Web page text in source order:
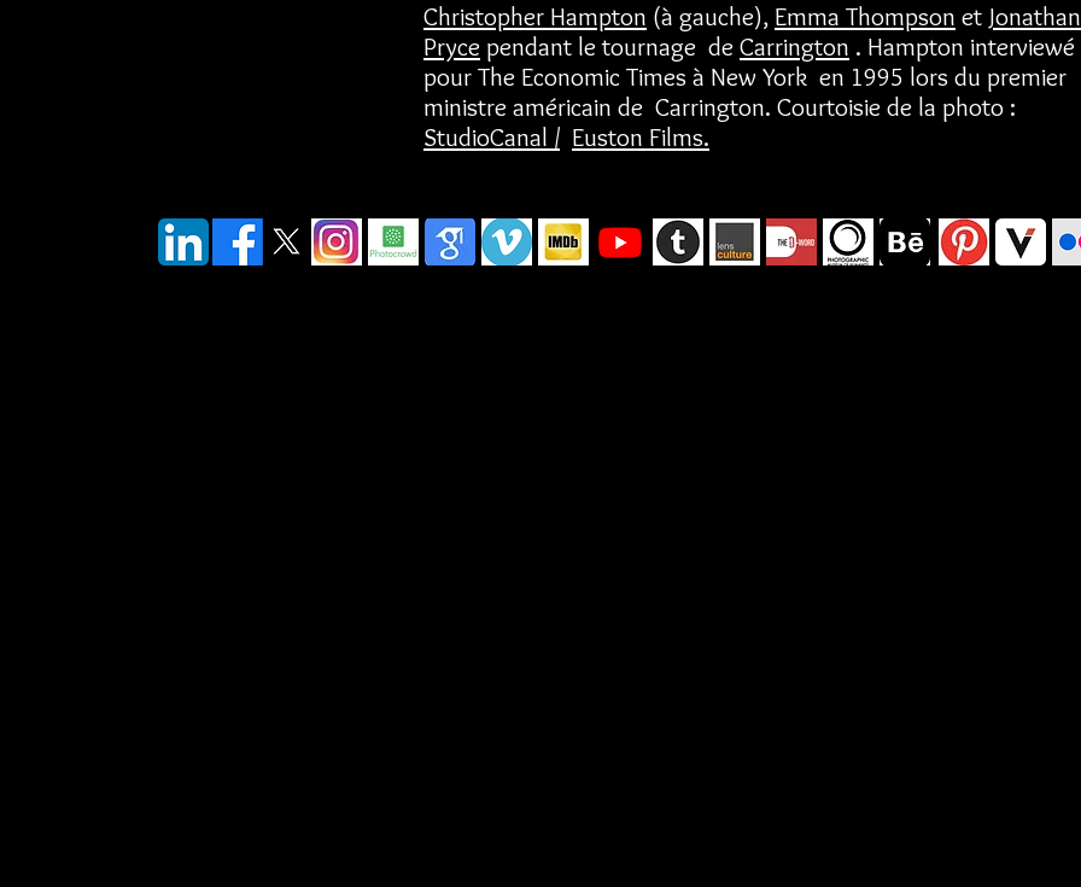
Christopher Hampton (à gauche), Emma Thompson et Jonathan
Pryce pendant le tournage de Carrington . Hampton interviewé
pour The Economic Times à New York en 1995 lors du premier
ministre américain de Carrington. Courtoisie de la photo :
StudioCanal / Euston Films.